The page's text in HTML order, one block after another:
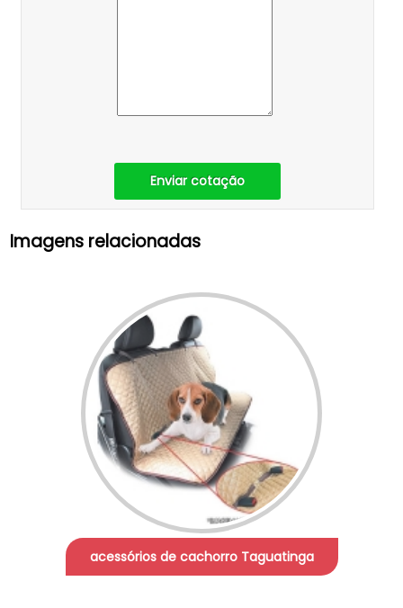
Enviar cotação
Imagens relacionadas
acessórios de cachorro Taguatinga